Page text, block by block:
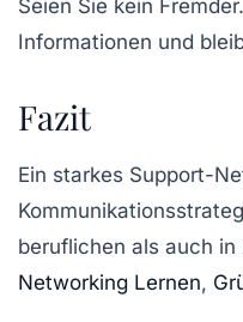
Seien Sie kein
Informationen und
Fazit
Ein starkes Support-
beruflichen als auch
Networking Lernen,